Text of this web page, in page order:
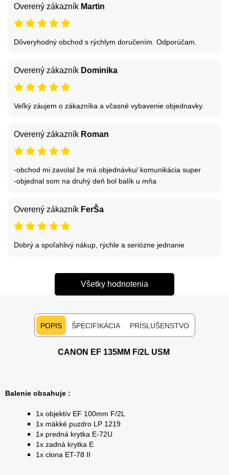
Overený zákazník Martin
Dôveryhodný obchod s rýchlym doručením. Odporúčam.
Overený zákazník Dominika
Veľký záujem o zákazníka a včasné vybavenie objednavky.
Overený zákazník Roman
-obchod mi zavolal že má objednávku/ komunikácia super
-objednal som na druhý deň bol balík u mňa
Overený zákazník FerŠa
Dobrý a spoľahlivý nákup, rýchle a seriózne jednanie
Všetky hodnotenia
POPIS ŠPECIFIKÁCIA PRÍSLUŠENSTVO
CANON EF 135MM F/2L USM
Balenie obsahuje :
1x objektív EF 100mm F/2L
1x mäkké puzdro LP 1219
1x predná krytka E-72U
1x zadná krytka E
1x clona ET-78 II